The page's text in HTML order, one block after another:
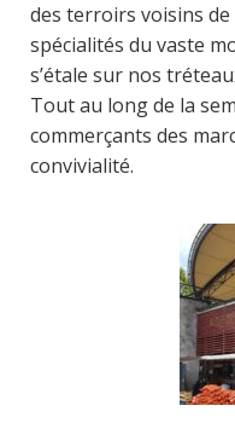
des terroirs voisins
spécialités du vaste
s’étale sur nos
Tout au long de la
commerçants des
convivialité.